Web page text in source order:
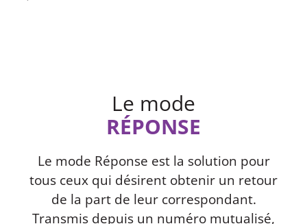
Le mode
RÉPONSE
Le mode Réponse est la solution pour
tous ceux qui désirent obtenir un retour
de la part de leur correspondant.
Transmis depuis un numéro mutualisé,